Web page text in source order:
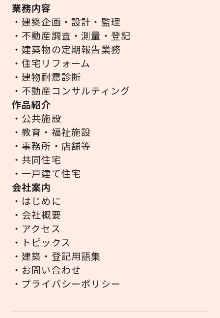
業務内容
・建築企画・設計・監理
・不動産調査・測量・登記
・建築物の定期報告業務
・住宅リフォーム
・建物耐震診断
・不動産コンサルティング
作品紹介
・公共施設
・教育・福祉施設
・事務所・店舗等
・共同住宅
・一戸建て住宅
会社案内
・はじめに
・会社概要
・アクセス
・トピックス
・建築・登記用語集
・お問い合わせ
・プライバシーポリシー